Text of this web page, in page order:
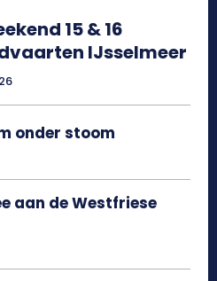
15 & 16
IJsselmeer
onder stoom
aan de Westfriese